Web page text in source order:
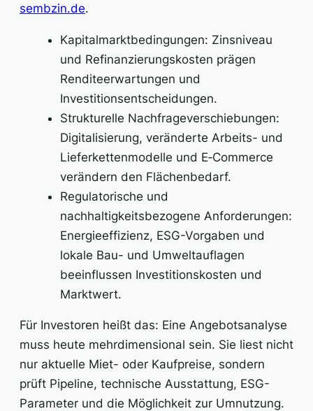
sembzin.de.
Kapitalmarktbedingungen: Zinsniveau
und Refinanzierungskosten prägen
Renditeerwartungen und
Investitionsentscheidungen.
Strukturelle Nachfrageverschiebungen:
Digitalisierung, veränderte Arbeits- und
Lieferkettenmodelle und E‑Commerce
verändern den Flächenbedarf.
Regulatorische und
nachhaltigkeitsbezogene Anforderungen:
Energieeffizienz, ESG-Vorgaben und
lokale Bau- und Umweltauflagen
beeinflussen Investitionskosten und
Marktwert.
Für Investoren heißt das: Eine Angebotsanalyse
muss heute mehrdimensional sein. Sie liest nicht
nur aktuelle Miet- oder Kaufpreise, sondern
prüft Pipeline, technische Ausstattung, ESG-
Parameter und die Möglichkeit zur Umnutzung.